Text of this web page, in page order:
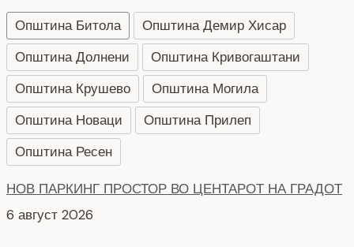
Општина Битола
Општина Демир Хисар
Општина Долнени
Општина Кривогаштани
Општина Крушево
Општина Могила
Општина Новаци
Општина Прилеп
Општина Ресен
НОВ ПАРКИНГ ПРОСТОР ВО ЦЕНТАРОТ НА ГРАДОТ
6 август 2026